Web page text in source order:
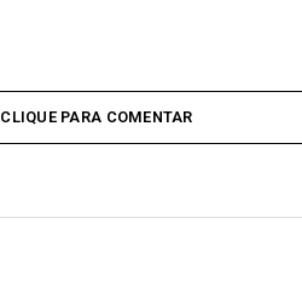
CLIQUE PARA COMENTAR